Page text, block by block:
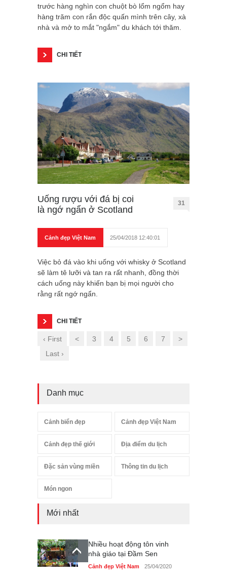
trước hàng nghìn con chuột bò lổm ngổm hay
hàng trăm con rắn độc quấn mình trên cây, xà
nhà và mở to mắt "ngắm" du khách tới thăm.
CHI TIẾT
Uống rượu với đá bị coi
là ngớ ngẩn ở Scotland
31
Cảnh đẹp Việt Nam 25/04/2018 12:40:01
Việc bỏ đá vào khi uống với whisky ở Scotland
sẽ làm tê lưỡi và tan ra rất nhanh, đồng thời
cách uống này khiến bạn bị mọi người cho
rằng rất ngớ ngẩn.
CHI TIẾT
‹ First < 3 4 5 6 7
>
Last ›
Danh mục
Cảnh biển đẹp Cảnh đẹp Việt Nam
Cảnh đẹp thế giới Địa điểm du lịch
Đặc sản vùng miền Thông tin du lịch
Món ngon
Mới nhất
Nhiều hoạt động tôn vinh
nhà giáo tại Đầm Sen
Cảnh đẹp Việt Nam 25/04/2020